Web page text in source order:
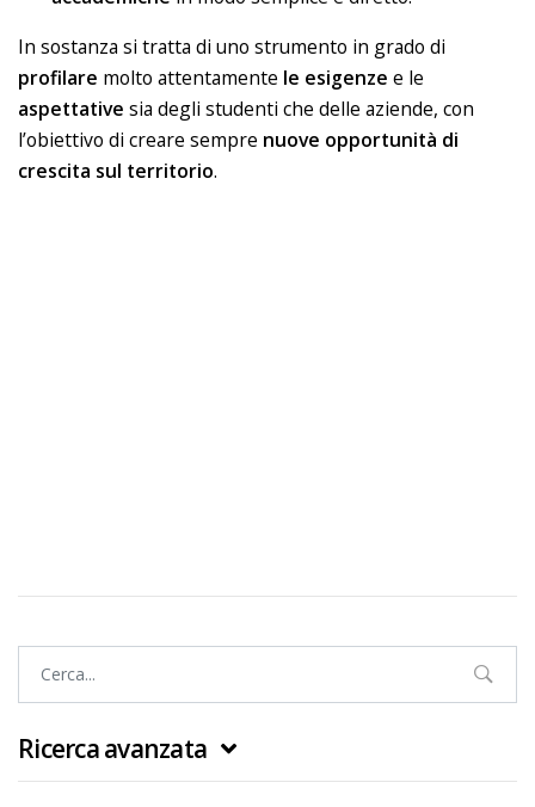
In sostanza si tratta di uno strumento in grado di
profilare molto attentamente le esigenze e le
aspettative sia degli studenti che delle aziende, con
l’obiettivo di creare sempre nuove opportunità di
crescita sul territorio.
Ricerca avanzata